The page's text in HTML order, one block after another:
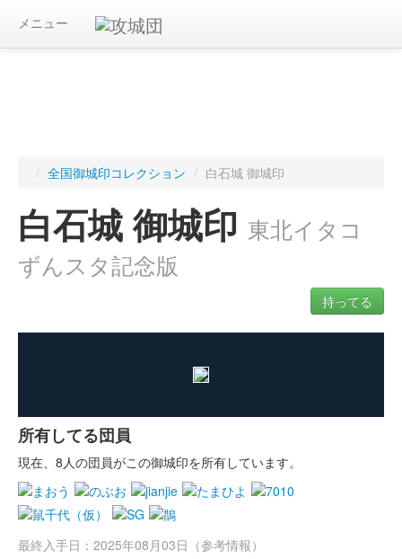
メニュー
/ 全国御城印コレクション / 白石城 御城印
白石城 御城印 東北イタコ
ずんスタ記念版
持ってる
所有してる団員
現在、8人の団員がこの御城印を所有しています。
最終入手日：2025年08月03日（参考情報）